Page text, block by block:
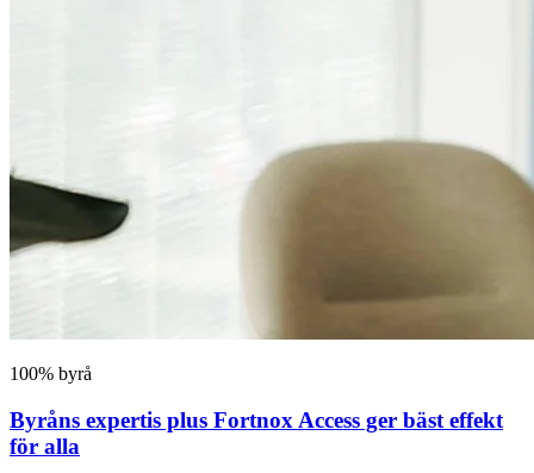
100% byrå
Byråns expertis plus Fortnox Access ger bäst effekt
för alla